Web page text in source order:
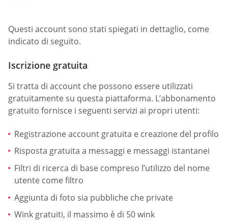
Questi account sono stati spiegati in dettaglio, come
indicato di seguito.
Iscrizione gratuita
Si tratta di account che possono essere utilizzati
gratuitamente su questa piattaforma. L’abbonamento
gratuito fornisce i seguenti servizi ai propri utenti:
Registrazione account gratuita e creazione del profilo
Risposta gratuita a messaggi e messaggi istantanei
Filtri di ricerca di base compreso l’utilizzo del nome
utente come filtro
Aggiunta di foto sia pubbliche che private
Wink gratuiti, il massimo è di 50 wink